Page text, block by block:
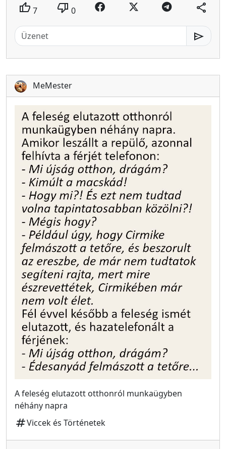
thumb_up 7 thumb_down 0 share
send
MeMester
A feleség elutazott otthonról munkaügyben
néhány napra
tagViccek és Történetek